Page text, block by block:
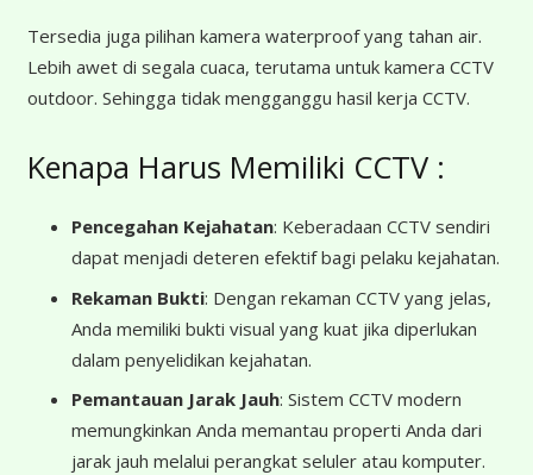
Tersedia juga pilihan kamera waterproof yang tahan air.
Lebih awet di segala cuaca, terutama untuk kamera CCTV
outdoor. Sehingga tidak mengganggu hasil kerja CCTV.
Kenapa Harus Memiliki CCTV :
Pencegahan Kejahatan: Keberadaan CCTV sendiri
dapat menjadi deteren efektif bagi pelaku kejahatan.
Rekaman Bukti: Dengan rekaman CCTV yang jelas,
Anda memiliki bukti visual yang kuat jika diperlukan
dalam penyelidikan kejahatan.
Pemantauan Jarak Jauh: Sistem CCTV modern
memungkinkan Anda memantau properti Anda dari
jarak jauh melalui perangkat seluler atau komputer.